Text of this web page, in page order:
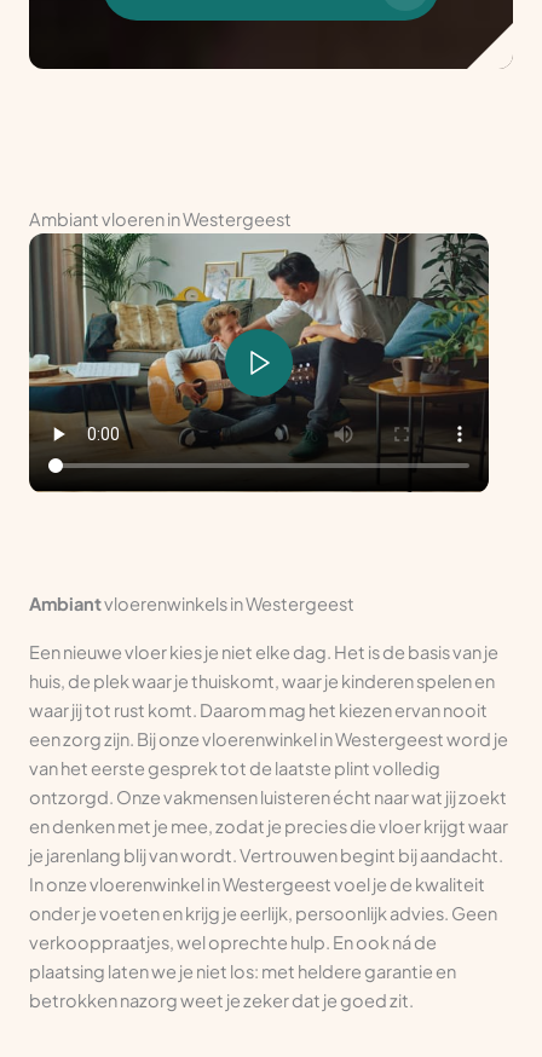
Ambiant vloeren in Westergeest
Ambiantvloerenwinkels in Westergeest
Een nieuwe vloer kies je niet elke dag. Het is de basis van je
huis, de plek waar je thuiskomt, waar je kinderen spelen en
waar jij tot rust komt. Daarom mag het kiezen ervan nooit
een zorg zijn. Bij onze vloerenwinkel in Westergeest word je
van het eerste gesprek tot de laatste plint volledig
ontzorgd. Onze vakmensen luisteren écht naar wat jij zoekt
en denken met je mee, zodat je precies die vloer krijgt waar
je jarenlang blij van wordt. Vertrouwen begint bij aandacht.
In onze vloerenwinkel in Westergeest voel je de kwaliteit
onder je voeten en krijg je eerlijk, persoonlijk advies. Geen
verkooppraatjes, wel oprechte hulp. En ook ná de
plaatsing laten we je niet los: met heldere garantie en
betrokken nazorg weet je zeker dat je goed zit.